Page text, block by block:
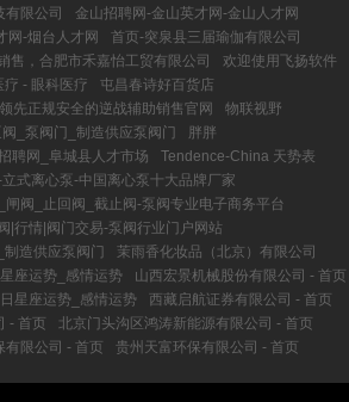
限公司
金山招聘网-金山英才网-金山人才网
网-烟台人才网
首页-突泉县三届瑜伽有限公司
售，合肥市禾嘉怡工贸有限公司
欢迎使用飞扬软件
疗 - 眼科医疗
屯昌春诗好百货店
先正规安全的逆战辅助销售官网
物联视野
_泵阀门_制造供应泵阀门
胖胖
聘网_阜城县人才市场
Tendence-China 天势表
式离心泵-中国离心泵十大品牌厂家
闸阀_止回阀_截止阀-泵阀专业电子商务平台
|行情|阀门交易-泵阀行业门户网站
造供应泵阀门
茉雨香化妆品（北京）有限公司
座运势_感情运势
山西宏景机械股份有限公司 - 首页
星座运势_感情运势
西藏启航证券有限公司 - 首页
- 首页
北京门头沟区鸿涛新能源有限公司 - 首页
有限公司 - 首页
贵州天富环保有限公司 - 首页